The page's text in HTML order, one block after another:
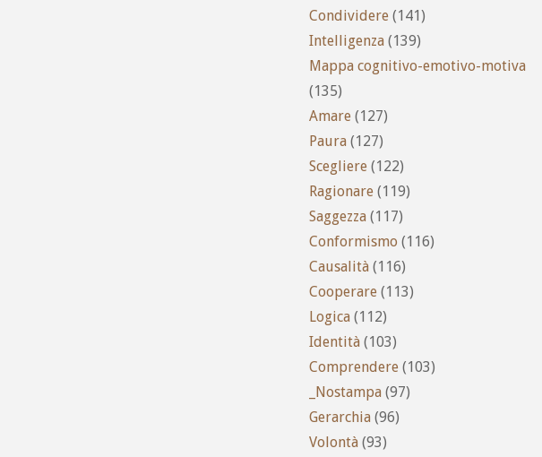
Condividere (141)
Intelligenza (139)
Mappa cognitivo-emotivo-motiva
(135)
Amare (127)
Paura (127)
Scegliere (122)
Ragionare (119)
Saggezza (117)
Conformismo (116)
Causalità (116)
Cooperare (113)
Logica (112)
Identità (103)
Comprendere (103)
_Nostampa (97)
Gerarchia (96)
Volontà (93)